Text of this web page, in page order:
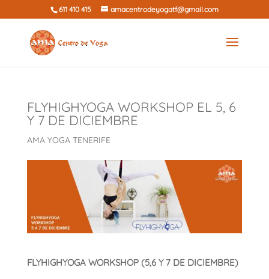
611 410 415 amacentrodeyogatf@gmail.com
FLYHIGHYOGA WORKSHOP EL 5, 6
Y 7 DE DICIEMBRE
AMA YOGA TENERIFE
FLYHIGHYOGA WORKSHOP (5,6 Y 7 DE DICIEMBRE)